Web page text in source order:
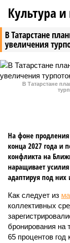
В Татарстане
увеличения
Культура
В Татарстане
На фоне
конца 2027 года и
конфликта на
наращивает
адаптируя под них
Как следует из
коллективных
бронирования на
65 процентов год